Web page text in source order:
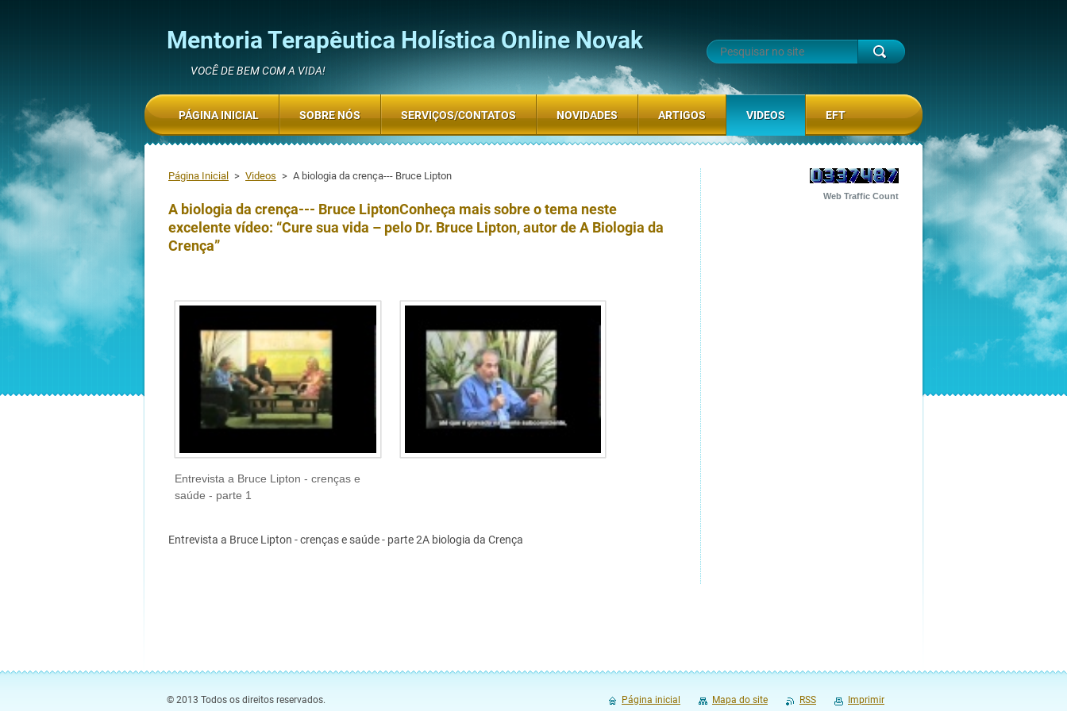
Mentoria Terapêutica Holística Online Novak
VOCÊ DE BEM COM A VIDA!
Página Inicial > Videos > A biologia da crença--- Bruce Lipton
A biologia da crença--- Bruce LiptonConheça mais sobre o tema neste
excelente vídeo: “Cure sua vida – pelo Dr. Bruce Lipton, autor de A Biologia da
Crença”
Entrevista a Bruce Lipton - crenças e
saúde - parte 1
Entrevista a Bruce Lipton - crenças e saúde - parte 2A biologia da Crença
Web Traffic Count
PÁGINA INICIAL SOBRE NÓS SERVIÇOS/CONTATOS NOVIDADES ARTIGOS VIDEOS EFT
© 2013 Todos os direitos reservados. Página inicial Mapa do site RSS Imprimir